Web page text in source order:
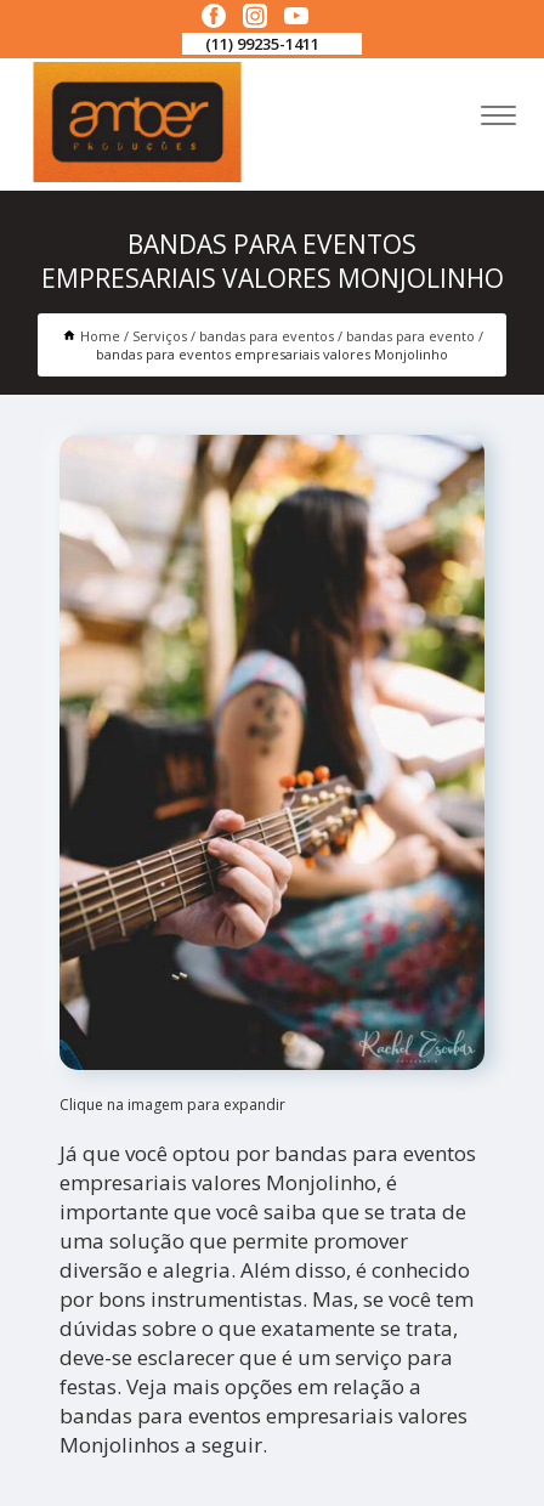
(11) 99235-1411
BANDAS PARA EVENTOS
EMPRESARIAIS VALORES MONJOLINHO
Home Serviços bandas para eventos
bandas para evento
bandas para eventos empresariais valores Monjolinho
Clique na imagem para expandir
Já que você optou por bandas para eventos
empresariais valores Monjolinho, é
importante que você saiba que se trata de
uma solução que permite promover
diversão e alegria. Além disso, é conhecido
por bons instrumentistas. Mas, se você tem
dúvidas sobre o que exatamente se trata,
deve-se esclarecer que é um serviço para
festas. Veja mais opções em relação a
bandas para eventos empresariais valores
Monjolinhos a seguir.